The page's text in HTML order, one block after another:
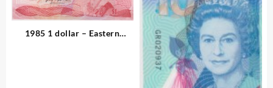
1985 1 dollar – Eastern